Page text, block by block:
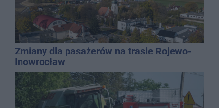
Zmiany dla pasażerów na trasie Rojewo-
Inowrocław